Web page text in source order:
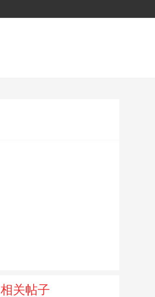
相关帖子